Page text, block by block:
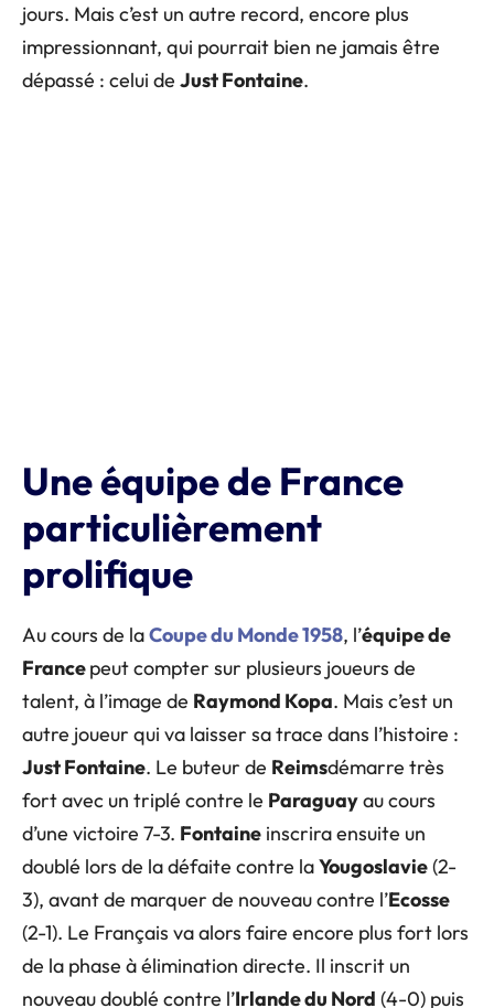
jours. Mais c’est un autre record, encore plus
impressionnant, qui pourrait bien ne jamais être
dépassé : celui de Just Fontaine.
Une équipe de France
particulièrement
prolifique
Au cours de laCoupe du Monde 1958, l’équipe de
Francepeut compter sur plusieurs joueurs de
talent, à l’image de Raymond Kopa. Mais c’est un
autre joueur qui va laisser sa trace dans l’histoire :
Just Fontaine. Le buteur de Reimsdémarre très
fort avec un triplé contre le Paraguayau cours
d’une victoire 7-3. Fontaine inscrira ensuite un
doublé lors de la défaite contre laYougoslavie(2-
3), avant de marquer de nouveau contre l’Ecosse
(2-1). Le Français va alors faire encore plus fort lors
de la phase à élimination directe. Il inscrit un
nouveau doublé contre l’Irlande du Nord (4-0) puis